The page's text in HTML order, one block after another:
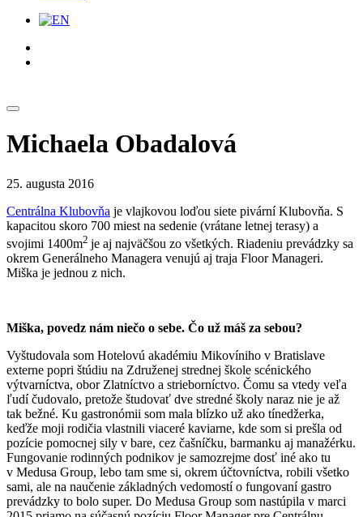
Michaela Obadalová
25. augusta 2016
Centrálna Klubovňa je vlajkovou loďou siete pivární Klubovňa. S
kapacitou skoro 700 miest na sedenie (vrátane letnej terasy) a
svojimi 1400m2 je aj najväčšou zo všetkých. Riadeniu prevádzky sa
okrem Generálneho Managera venujú aj traja Floor Manageri.
Miška je jednou z nich.
Miška, povedz nám niečo o sebe. Čo už máš za sebou?
Vyštudovala som Hotelovú akadémiu Mikovíniho v Bratislave
externe popri štúdiu na Združenej strednej škole scénického
výtvarníctva, obor Zlatníctvo a strieborníctvo. Čomu sa vtedy veľa
ľudí čudovalo, pretože študovať dve stredné školy naraz nie je až
tak bežné. Ku gastronómii som mala blízko už ako tínedžerka,
keďže moji rodičia vlastnili viaceré kaviarne, kde som si prešla od
pozície pomocnej sily v bare, cez čašníčku, barmanku aj manažérku.
Fungovanie rodinných podnikov je samozrejme dosť iné ako tu
v Medusa Group, lebo tam sme si, okrem účtovníctva, robili všetko
sami, ale na naučenie základných vedomostí o fungovaní gastro
prevádzky to bolo super. Do Medusa Group som nastúpila v marci